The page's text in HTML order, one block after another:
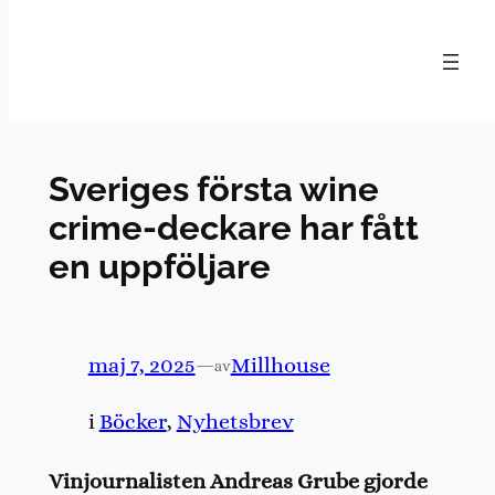
Sveriges första wine
crime-deckare har fått
en uppföljare
maj 7, 2025—avMillhouse
i Böcker, Nyhetsbrev
Vinjournalisten Andreas Grube gjorde